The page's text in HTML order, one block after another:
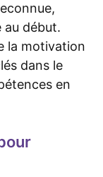
au début.
la motivation
dans le
en